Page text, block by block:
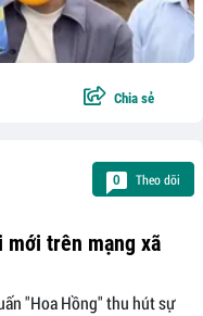
Chia sẻ
0 Theo dõi
mới trên mạng xã
"Hoa Hồng" thu hút sự